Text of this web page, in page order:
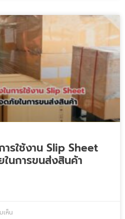
ารใช้งาน Slip Sheet
นการขนส่งสินค้า
เห็น